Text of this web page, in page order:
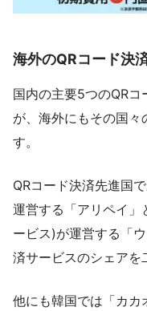
海外のQRコード決
国内の主要5つのQR
が、海外にもその国々
す。
QRコード決済先進国
運営する「アリペイ
ービス)が運営する「
済サービスのシェアを
他にも韓国では「カカ